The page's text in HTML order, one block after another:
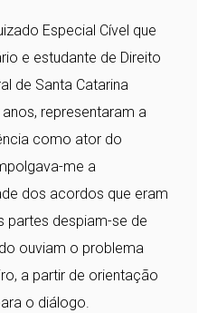
Especial Cível que
e estudante de Direito
de Santa Catarina
anos, representaram a
como ator do
me a
dos acordos que eram
partes despiam-se de
ouviam o problema
a partir de orientação
o diálogo.